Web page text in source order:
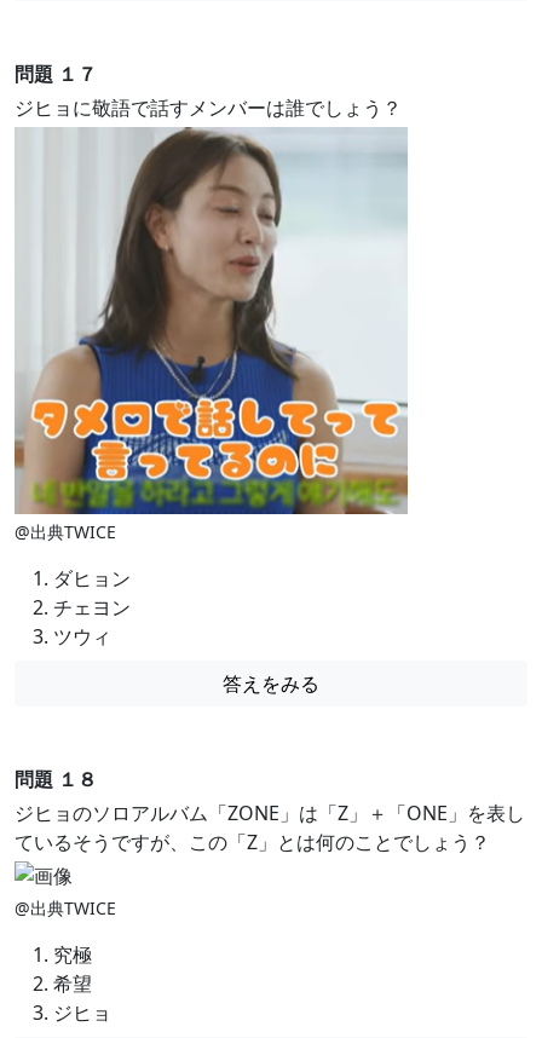
問題 １７
ジヒョに敬語で話すメンバーは誰でしょう？
@出典TWICE
ダヒョン
チェヨン
ツウィ
答えをみる
問題 １８
ジヒョのソロアルバム「ZONE」は「Z」＋「ONE」を表し
ているそうですが、この「Z」とは何のことでしょう？
@出典TWICE
究極
希望
ジヒョ